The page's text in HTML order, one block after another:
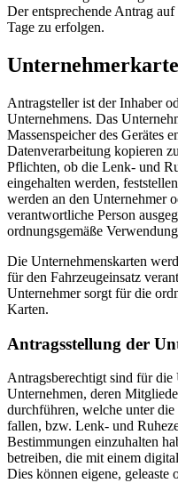
Der entsprechende Antrag
Tage zu erfolgen.
Unternehmerkarte
Antragsteller ist der Inhaber
Unternehmens. Das
Massenspeicher des Gerätes
Datenverarbeitung kopieren
Pflichten, ob die Lenk- und
eingehalten werden,
werden an den Unternehmer
verantwortliche Person
ordnungsgemäße
Die Unternehmenskarten
für den Fahrzeugeinsatz
Unternehmer sorgt für die
Karten.
Antragsstellung der
Antragsberechtigt sind für die
Unternehmen, deren
durchführen, welche unter
fallen, bzw. Lenk- und
Bestimmungen einzuhalten
betreiben, die mit einem
Dies können eigene, geleaste